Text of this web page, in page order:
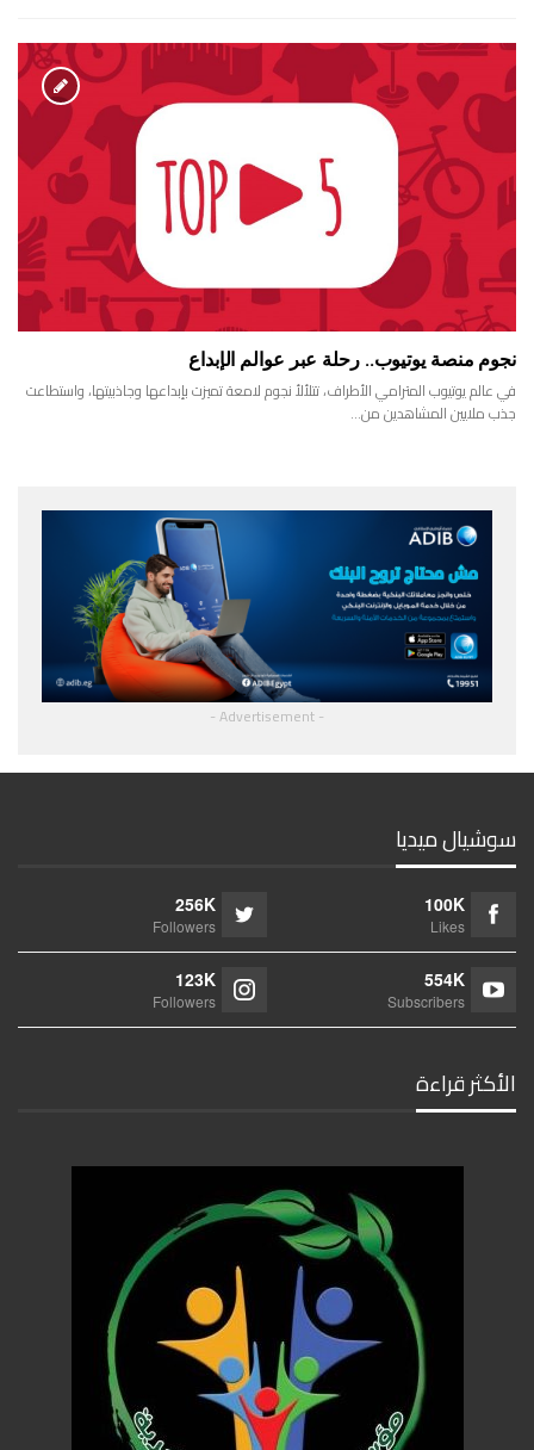
نجوم منصة يوتيوب.. رحلة عبر عوالم الإبداع
في عالم يوتيوب المترامي الأطراف، تتلألأ نجوم لامعة تميزت بإبداعها وجاذبيتها، واستطاعت
جذب ملايين المشاهدين من…
- Advertisement -
سوشيال ميديا
100K
Likes
256K
Followers
554K
Subscribers
123K
Followers
الأكثر قراءة